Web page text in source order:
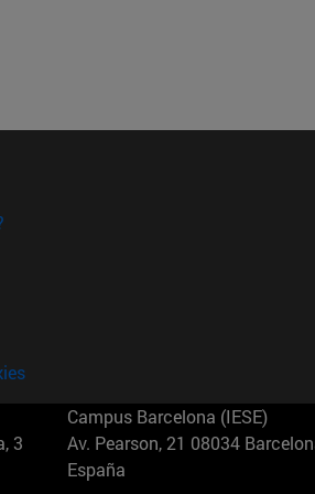
3
Campus Barcelona (IESE)
Av. Pearson, 21 08034
España